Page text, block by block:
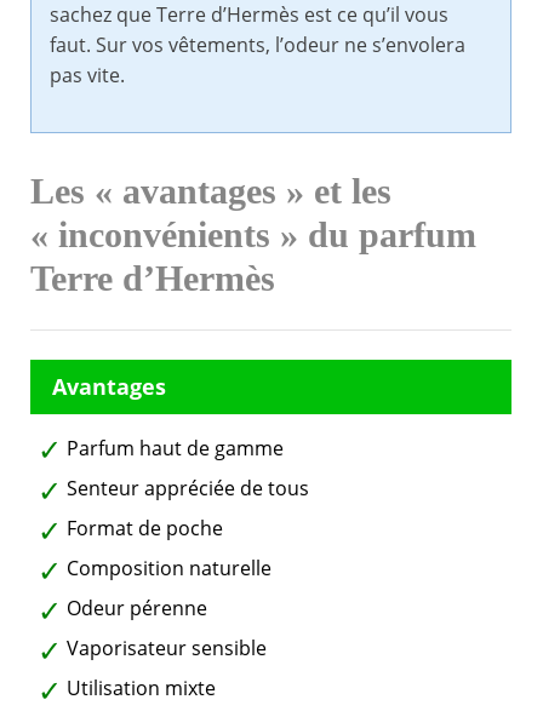
sachez que Terre d’Hermès est ce qu’il vous
faut. Sur vos vêtements, l’odeur ne s’envolera
pas vite.
Les « avantages » et les
« inconvénients » du parfum
Terre d’Hermès
Parfum haut de gamme
Senteur appréciée de tous
Format de poche
Composition naturelle
Odeur pérenne
Vaporisateur sensible
Utilisation mixte